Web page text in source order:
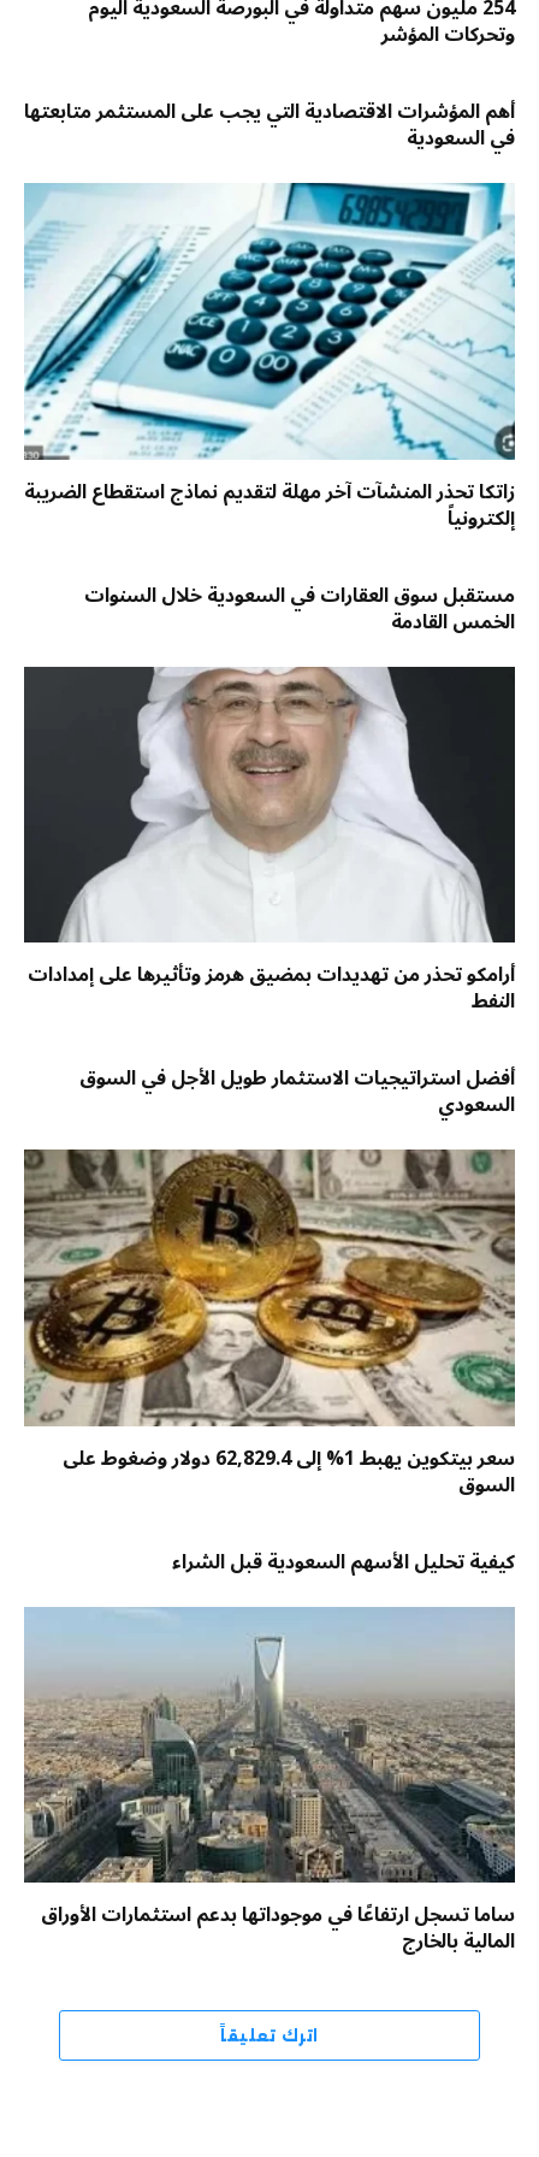
254 مليون سهم متداولة في البورصة السعودية اليوم
وتحركات المؤشر
أهم المؤشرات الاقتصادية التي يجب على المستثمر متابعتها
في السعودية
زاتكا تحذر المنشآت آخر مهلة لتقديم نماذج استقطاع الضريبة
إلكترونياً
مستقبل سوق العقارات في السعودية خلال السنوات
الخمس القادمة
أرامكو تحذر من تهديدات بمضيق هرمز وتأثيرها على إمدادات
النفط
أفضل استراتيجيات الاستثمار طويل الأجل في السوق
السعودي
سعر بيتكوين يهبط 1% إلى 62,829.4 دولار وضغوط على
السوق
كيفية تحليل الأسهم السعودية قبل الشراء
ساما تسجل ارتفاعًا في موجوداتها بدعم استثمارات الأوراق
المالية بالخارج
اترك تعليقاً